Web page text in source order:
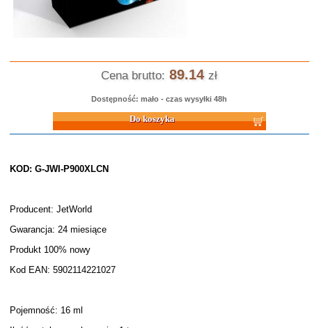
Cena brutto: 89.14 zł
Dostępność: mało - czas wysyłki 48h
Do koszyka
KOD: G-JWI-P900XLCN
Producent: JetWorld
Gwarancja: 24 miesiące
Produkt 100% nowy
Kod EAN: 5902114221027
Pojemność: 16 ml